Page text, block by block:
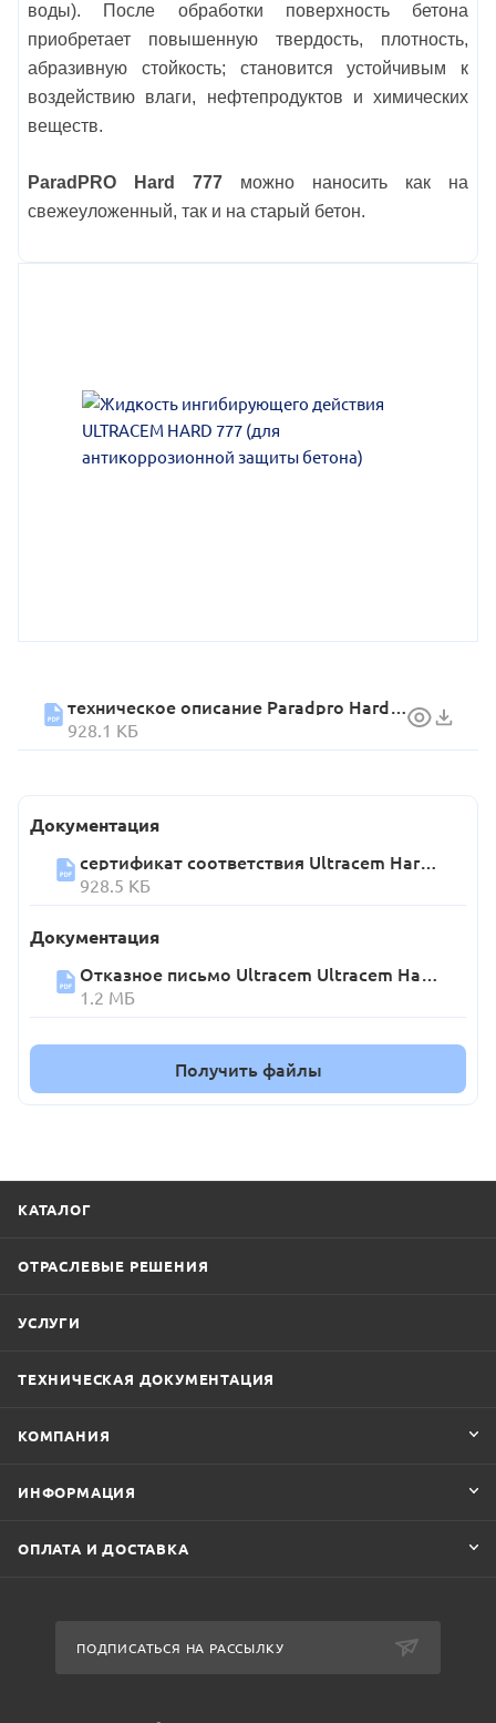
воды). После обработки поверхность бетона
приобретает повышенную твердость, плотность,
абразивную стойкость; становится устойчивым к
воздействию влаги, нефтепродуктов и химических
веществ.
ParadPRO Hard 777 можно наносить как на
свежеуложенный, так и на старый бетон.
техническое описание Paradpro Hard 777 (01.2023) 1
928.1 КБ
Документация
сертификат соответствия Ultracem Hard 555, 666, 777, 888, 999
928.5 КБ
Документация
Отказное письмо Ultracem Ultracem Hard 555, 666, 777, 888, 999
1.2 МБ
Получить файлы
КАТАЛОГ
ОТРАСЛЕВЫЕ РЕШЕНИЯ
УСЛУГИ
ТЕХНИЧЕСКАЯ ДОКУМЕНТАЦИЯ
КОМПАНИЯ
ИНФОРМАЦИЯ
ОПЛАТА И ДОСТАВКА
ПОДПИСАТЬСЯ НА РАССЫЛКУ